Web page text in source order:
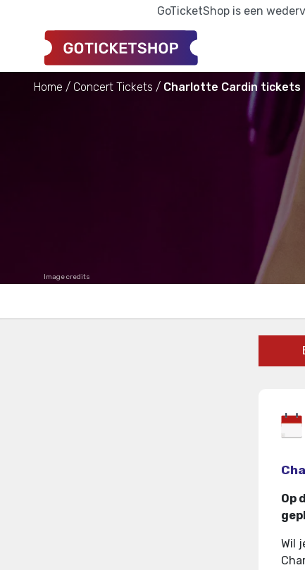
GoTicketShop is een
Home Concert Tickets Charlotte Cardin tickets
Image credits
Op
Wil